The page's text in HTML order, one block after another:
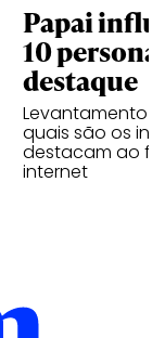
Papai
10
destaque
Levantamento
quais são os
destacam ao
internet